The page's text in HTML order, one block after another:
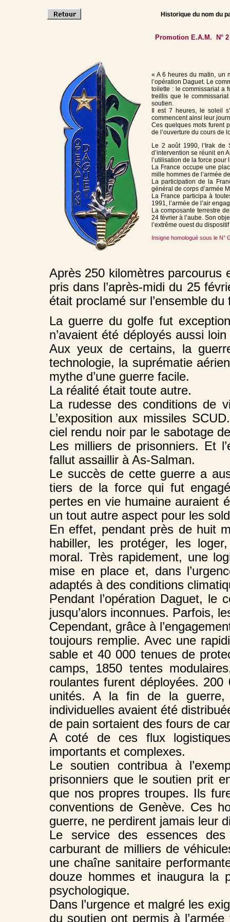
Historique du nom du
Promotion E.A.M. N°
« A 6 heures du matin, un
l’opération Daguet. Le
toilette : le commissariat a
treillis que le
soutien.
Il est 7 heures, le soleil
commencent ainsi leur
Ces quelques mots furent
de l’ouverture du cours de
Le 2 août 1990, l’Irak de
d’intervention se réunit en
l’utilisation de la force pour
La France occupe une
mille hommes de l’armée
La participation de la
général de corps d’armée
La France participa à
1991, l’armée de l’air
La composante terrestre
24 février à l’aube. Son
l’extrême ouest du
Insigne homologué sous le N°
Après 250 kilomètres parcourus
pris dans l’après-midi du 25
était proclamé sur l’ensemble du
La guerre du golfe fut
n’avaient été déployés aussi
Aux yeux de certains, la
technologie, la suprématie
mythe d’une guerre facile.
La réalité était toute autre.
La rudesse des conditions de
L’exposition aux missiles
ciel rendu noir par le sabotage
Les milliers de prisonniers. Et
fallut assaillir à As-Salman.
Le succès de cette guerre a
tiers de la force qui fut
pertes en vie humaine auraient
un tout autre aspect pour les
En effet, pendant près de huit
habiller, les protéger, les
moral. Très rapidement, une
mise en place et, dans
adaptés à des conditions
Pendant l’opération Daguet, le
jusqu’alors inconnues. Parfois,
Cependant, grâce à
toujours remplie. Avec une
sable et 40 000 tenues de
camps, 1850 tentes
roulantes furent déployées.
unités. A la fin de la
individuelles avaient été
de pain sortaient des fours de
A coté de ces flux
importants et complexes.
Le soutien contribua à
prisonniers que le soutien prit
que nos propres troupes. Ils
conventions de Genève. Ces
guerre, ne perdirent jamais leur
Le service des essences
carburant de milliers de
une chaîne sanitaire
douze hommes et inaugura la
psychologique.
Dans l’urgence et malgré les
du soutien ont permis à